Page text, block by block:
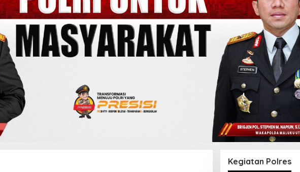
Kegiatan Polres